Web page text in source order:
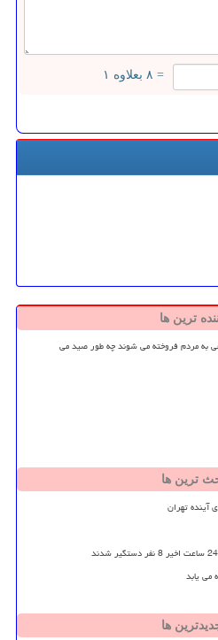
= ۸ بعلاوه ۱
ترین ها
به مردم فروخته می شوند چه طور صید می
ترین ها
تهران
می یابد
ها